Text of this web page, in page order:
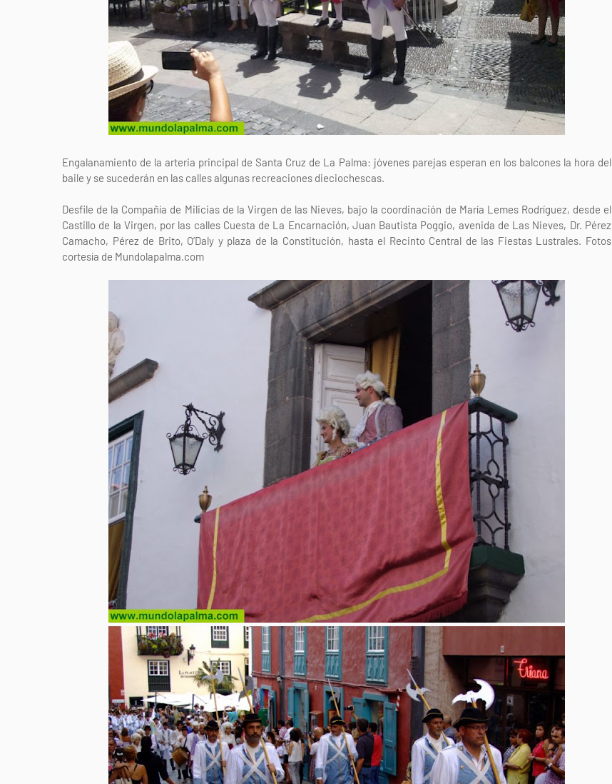
Engalanamiento de la arteria principal de Santa Cruz de La Palma: jóvenes parejas esperan en los balcones la hora del
baile y se sucederán en las calles algunas recreaciones dieciochescas.
Desfile de la Compañía de Milicias de la Virgen de las Nieves, bajo la coordinación de María Lemes Rodríguez, desde el
Castillo de la Virgen, por las calles Cuesta de La Encarnación, Juan Bautista Poggio, avenida de Las Nieves, Dr. Pérez
Camacho, Pérez de Brito, O’Daly y plaza de la Constitución, hasta el Recinto Central de las Fiestas Lustrales. Fotos
cortesía de Mundolapalma.com